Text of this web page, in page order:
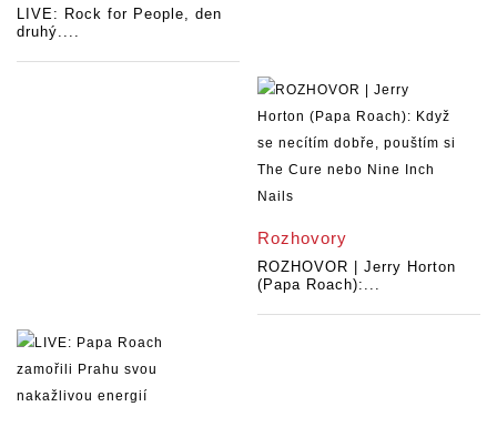
LIVE: Rock for People, den
druhý....
Rozhovory
ROZHOVOR | Jerry Horton
(Papa Roach):...